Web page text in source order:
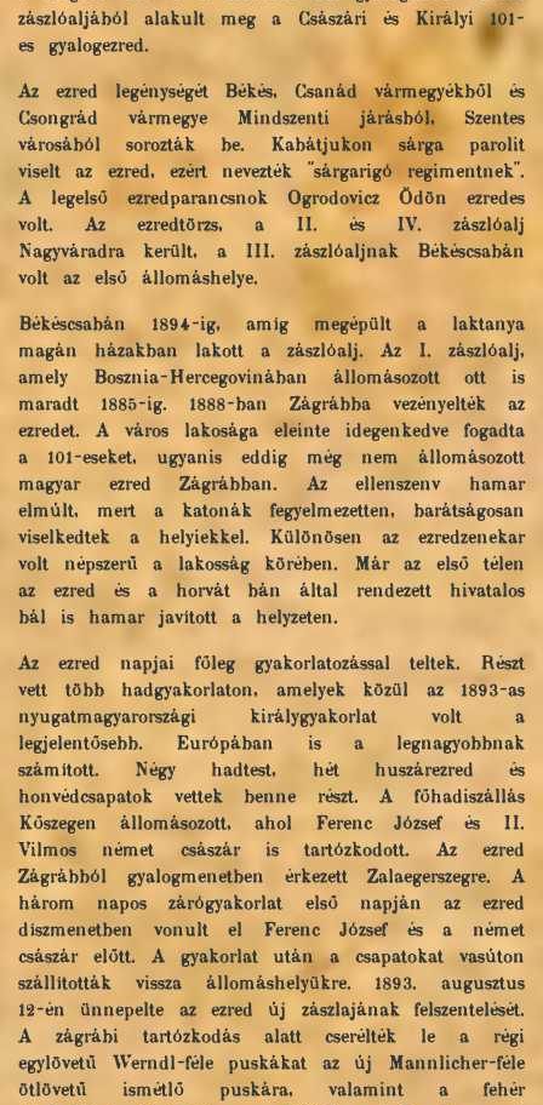
zászlóaljából alakult meg a Császári és Királyi 101-
es gyalogezred.
Az ezred legénységét Békés, Csanád vármegyékből és
Csongrád vármegye Mindszenti járásból, Szentes
városából sorozták be. Kabátjukon sárga parolit
viselt az ezred, ezért nevezték "sárgarigó regimentnek".
A legelső ezredparancsnok Ogrodovicz Ödön ezredes
volt. Az ezredtörzs, a II. és IV. zászlóalj
Nagyváradra került, a III. zászlóaljnak Békéscsabán
volt az első állomáshelye.
Békéscsabán 1894-ig, amíg megépült a laktanya
magán házakban lakott a zászlóalj. Az I. zászlóalj,
amely Bosznia-Hercegovinában állomásozott ott is
maradt 1885-ig. 1888-ban Zágrábba vezényelték az
ezredet. A város lakosága eleinte idegenkedve fogadta
a 101-eseket, ugyanis eddig még nem állomásozott
magyar ezred Zágrábban. Az ellenszenv hamar
elmúlt, mert a katonák fegyelmezetten, barátságosan
viselkedtek a helyiekkel. Különösen az ezredzenekar
volt népszerű a lakosság körében. Már az első télen
az ezred és a horvát bán által rendezett hivatalos
bál is hamar javított a helyzeten.
Az ezred napjai főleg gyakorlatozással teltek. Részt
vett több hadgyakorlaton, amelyek közül az 1893-as
nyugatmagyarországi királygyakorlat volt a
legjelentősebb. Európában is a legnagyobbnak
számított. Négy hadtest, hét huszárezred és
honvédcsapatok vettek benne részt. A főhadiszállás
Kőszegen állomásozott, ahol Ferenc József és II.
Vilmos német császár is tartózkodott. Az ezred
Zágrábból gyalogmenetben érkezett Zalaegerszegre. A
három napos zárógyakorlat első napján az ezred
díszmenetben vonult el Ferenc József és a német
császár előtt. A gyakorlat után a csapatokat vasúton
szállították vissza állomáshelyükre. 1893. augusztus
12-én ünnepelte az ezred új zászlajának felszentelését.
A zágrábi tartózkodás alatt cserélték le a régi
egylövetű Werndl-féle puskákat az új Mannlicher-féle
ötlövetű ismétlő puskára, valamint a fehér